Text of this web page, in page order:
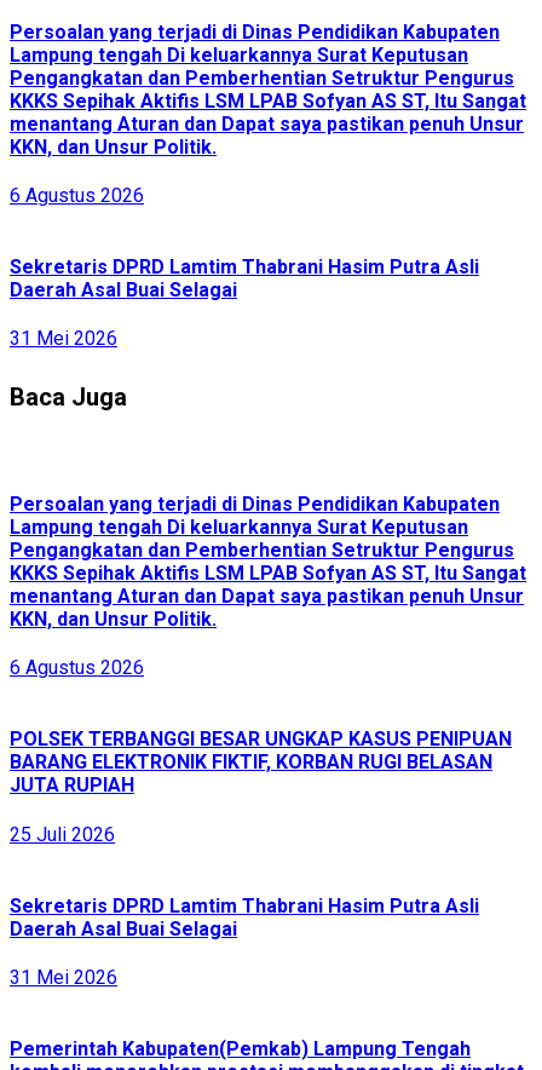
Persoalan yang terjadi di Dinas Pendidikan Kabupaten
Lampung tengah Di keluarkannya Surat Keputusan
Pengangkatan dan Pemberhentian Setruktur Pengurus
KKKS Sepihak Aktifis LSM LPAB Sofyan AS ST, Itu Sangat
menantang Aturan dan Dapat saya pastikan penuh Unsur
KKN, dan Unsur Politik.
6 Agustus 2026
Sekretaris DPRD Lamtim Thabrani Hasim Putra Asli
Daerah Asal Buai Selagai
31 Mei 2026
Baca Juga
Persoalan yang terjadi di Dinas Pendidikan Kabupaten
Lampung tengah Di keluarkannya Surat Keputusan
Pengangkatan dan Pemberhentian Setruktur Pengurus
KKKS Sepihak Aktifis LSM LPAB Sofyan AS ST, Itu Sangat
menantang Aturan dan Dapat saya pastikan penuh Unsur
KKN, dan Unsur Politik.
6 Agustus 2026
POLSEK TERBANGGI BESAR UNGKAP KASUS PENIPUAN
BARANG ELEKTRONIK FIKTIF, KORBAN RUGI BELASAN
JUTA RUPIAH
25 Juli 2026
Sekretaris DPRD Lamtim Thabrani Hasim Putra Asli
Daerah Asal Buai Selagai
31 Mei 2026
Pemerintah Kabupaten(Pemkab) Lampung Tengah